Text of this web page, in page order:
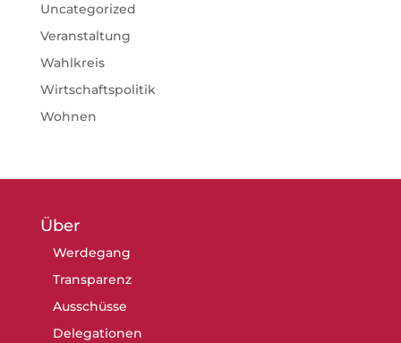
Uncategorized
Veranstaltung
Wahlkreis
Wirtschaftspolitik
Wohnen
Über
Werdegang
Transparenz
Ausschüsse
Delegationen